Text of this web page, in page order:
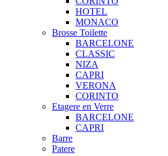
HOTEL
MONACO
Brosse Toilette
BARCELONE
CLASSIC
NIZA
CAPRI
VERONA
CORINTO
Etagere en Verre
BARCELONE
CAPRI
Barre
Patere